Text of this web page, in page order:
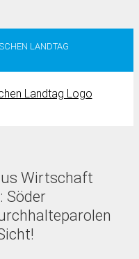
LANDTAG
Wirtschaft
Söder